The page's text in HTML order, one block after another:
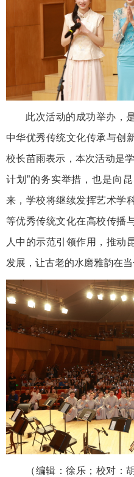
此次活动的成功举办，
中华优秀传统文化传承与创
校长苗雨表示，本次活动是
计划”的务实举措，也是向
来，学校将继续发挥艺术学
等优秀传统文化在高校传播
人中的示范引领作用， 推动
发展，让古老的水磨雅韵在
（编辑：徐乐；校对：